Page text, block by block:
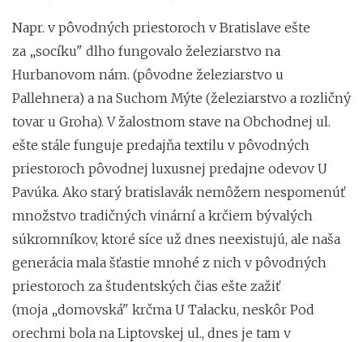
Napr. v pôvodných priestoroch v Bratislave ešte
za „socíku" dlho fungovalo železiarstvo na
Hurbanovom nám. (pôvodne železiarstvo u
Pallehnera) a na Suchom Mýte (železiarstvo a rozličný
tovar u Groha). V žalostnom stave na Obchodnej ul.
ešte stále funguje predajňa textilu v pôvodných
priestoroch pôvodnej luxusnej predajne odevov U
Pavúka. Ako starý bratislavák nemôžem nespomenúť
množstvo tradičných vinární a krčiem bývalých
súkromníkov, ktoré síce už dnes neexistujú, ale naša
generácia mala šťastie mnohé z nich v pôvodných
priestoroch za študentských čias ešte zažiť
(moja „domovská" krčma U Talacku, neskôr Pod
orechmi bola na Liptovskej ul., dnes je tam v